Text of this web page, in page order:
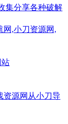
集分享各种破解
网,小刀资源网,
站
资源网从小刀导